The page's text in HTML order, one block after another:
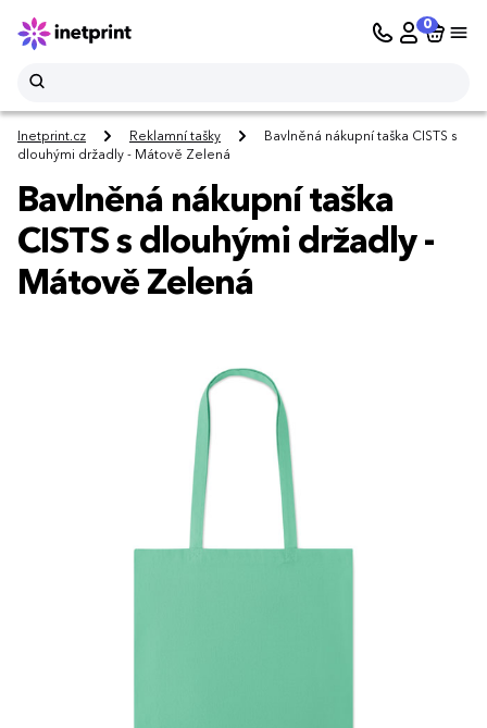
0
Inetprint.cz Reklamní tašky
Bavlněná nákupní taška CISTS s
dlouhými držadly - Mátově Zelená
Bavlněná nákupní taška
CISTS s dlouhými držadly -
Mátově Zelená